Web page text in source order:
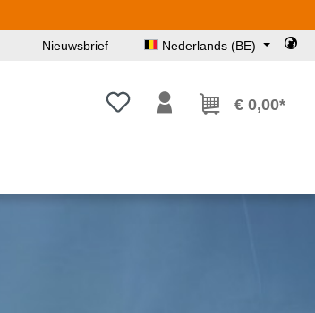
Nieuwsbrief Nederlands (BE)
Je hebt 0 items op je€ 0,00*